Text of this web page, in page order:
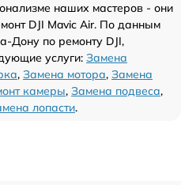
наших мастеров - они
DJI Mavic Air. По данным
Дону по ремонту DJI,
услуги: Замена
, Замена мотора, Замена
камеры, Замена подвеса,
лопасти.